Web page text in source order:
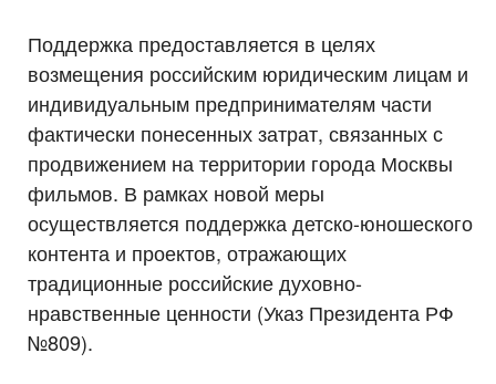
Поддержка предоставляется в целях
возмещения российским юридическим лицам и
индивидуальным предпринимателям части
фактически понесенных затрат, связанных с
продвижением на территории города Москвы
фильмов. В рамках новой меры
осуществляется поддержка детско-юношеского
контента и проектов, отражающих
традиционные российские духовно-
нравственные ценности (Указ Президента РФ
№809).